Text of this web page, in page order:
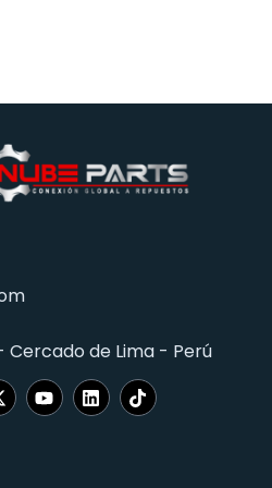
Cercado de Lima - Perú